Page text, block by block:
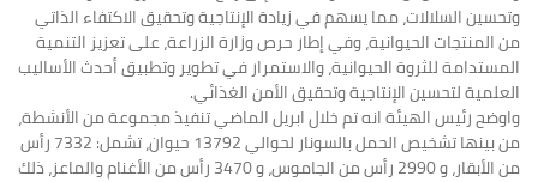
وتحسين السلالات، مما يسهم في زيادة الإنتاجية وتحقيق الاكتفاء الذاتي
من المنتجات الحيوانية، وفي إطار حرص وزارة الزراعة، على تعزيز التنمية
المستدامة للثروة الحيوانية، والاستمرار في تطوير وتطبيق أحدث الأساليب
العلمية لتحسين الإنتاجية وتحقيق الأمن الغذائي.
واوضح رئيس الهيئة انه تم خلال ابريل الماضي تنفيذ مجموعة من الأنشطة،
من بينها تشخيص الحمل بالسونار لحوالي 13792 حيوان، تشمل: 7332 رأس
من الأبقار، و 2990 رأس من الجاموس، و 3470 رأس من الأغنام والماعز، ذلك